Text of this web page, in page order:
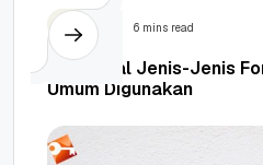
Design 6 mins read
Mengenal Jenis-Jenis
Umum Digunakan